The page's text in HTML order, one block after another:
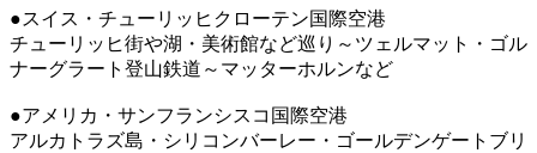
●スイス・チューリッヒクローテン国際空港
チューリッヒ街や湖・美術館など巡り～ツェルマット・ゴル
ナーグラート登山鉄道～マッターホルンなど
●アメリカ・サンフランシスコ国際空港
アルカトラズ島・シリコンバーレー・ゴールデンゲートブリ